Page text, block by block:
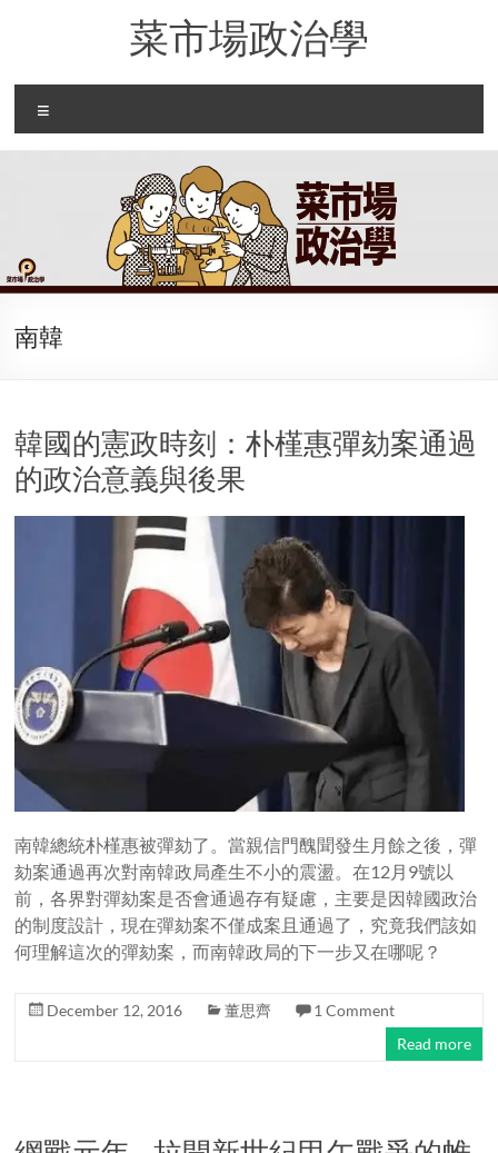
菜市場政治學
南韓
韓國的憲政時刻：朴槿惠彈劾案通過
的政治意義與後果
南韓總統朴槿惠被彈劾了。當親信門醜聞發生月餘之後，彈
劾案通過再次對南韓政局產生不小的震盪。在12月9號以
前，各界對彈劾案是否會通過存有疑慮，主要是因韓國政治
的制度設計，現在彈劾案不僅成案且通過了，究竟我們該如
何理解這次的彈劾案，而南韓政局的下一步又在哪呢？
December 12, 2016 董思齊
1 Comment
Read more